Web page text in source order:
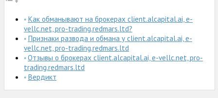
Как обманывают на брокерах client.alcapital.ai, e-
vellc.net, pro-trading.redmars.ltd?
Признаки развода и обмана у client.alcapital.ai, e-
vellc.net, pro-trading.redmars.ltd
Отзывы о брокерах client.alcapital.ai, e-vellc.net, pro-
trading.redmars.ltd
Вердикт